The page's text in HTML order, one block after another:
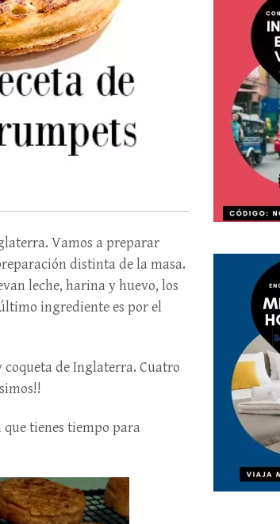
Vamos a preparar
distinta de la masa.
leche, harina y huevo, los
ingrediente es por el
de Inglaterra. Cuatro
que tienes tiempo para